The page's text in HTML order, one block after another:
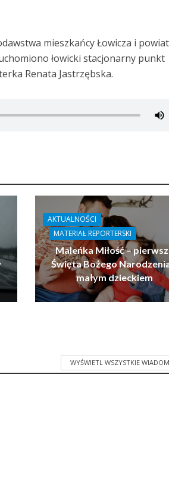
mieszkańcy Łowicza i
łowicki stacjonarny punkt
Renata Jastrzębska.
AKTUALNOŚCI
MATERIAŁ REPORTERSKI
Maleńka Miłość –
Święta Bożego
małym dzieckiem
WYŚWIETL WSZYSTKIE